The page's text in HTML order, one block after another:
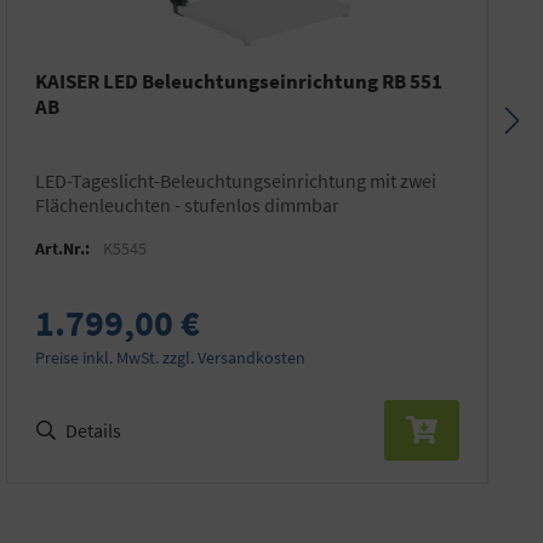
KAISER LED Beleuchtungseinrichtung RB 551
AB
LED-Tageslicht-Beleuchtungseinrichtung mit zwei
Flächenleuchten - stufenlos dimmbar
Art.Nr.: K5545
1.799,00 €
Preise inkl. MwSt. zzgl. Versandkosten
Details